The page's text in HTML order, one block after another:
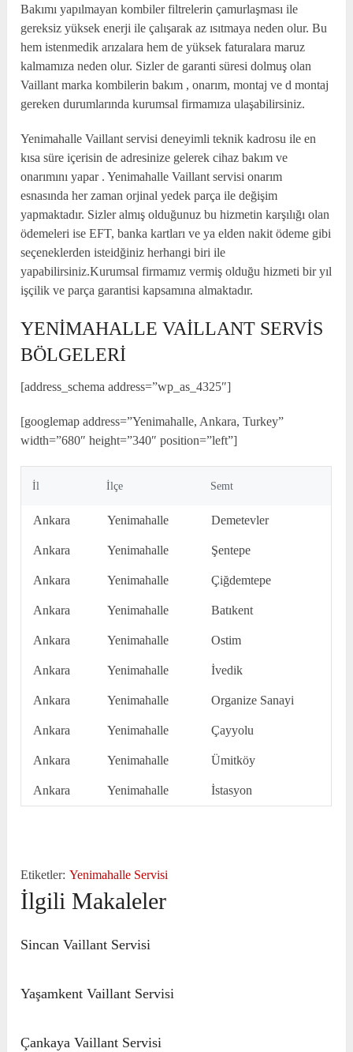
Bakımı yapılmayan kombiler filtrelerin çamurlaşması ile
gereksiz yüksek enerji ile çalışarak az ısıtmaya neden olur. Bu
hem istenmedik arızalara hem de yüksek faturalara maruz
kalmamıza neden olur. Sizler de garanti süresi dolmuş olan
Vaillant marka kombilerin bakım , onarım, montaj ve d montaj
gereken durumlarında kurumsal firmamıza ulaşabilirsiniz.
Yenimahalle Vaillant servisi deneyimli teknik kadrosu ile en
kısa süre içerisin de adresinize gelerek cihaz bakım ve
onarımını yapar . Yenimahalle Vaillant servisi onarım
esnasında her zaman orjinal yedek parça ile değişim
yapmaktadır. Sizler almış olduğunuz bu hizmetin karşılığı olan
ödemeleri ise EFT, banka kartları ve ya elden nakit ödeme gibi
seçeneklerden isteidğiniz herhangi biri ile
yapabilirsiniz.Kurumsal firmamız vermiş olduğu hizmeti bir yıl
işçilik ve parça garantisi kapsamına almaktadır.
YENİMAHALLE VAİLLANT SERVİS
BÖLGELERİ
[address_schema address=”wp_as_4325″]
[googlemap address=”Yenimahalle, Ankara, Turkey”
width=”680″ height=”340″ position=”left”]
İl İlçe Semt
Ankara Yenimahalle Demetevler
Ankara Yenimahalle Şentepe
Ankara Yenimahalle Çiğdemtepe
Ankara Yenimahalle Batıkent
Ankara Yenimahalle Ostim
Ankara Yenimahalle İvedik
Ankara Yenimahalle Organize Sanayi
Ankara Yenimahalle Çayyolu
Ankara Yenimahalle Ümitköy
Ankara Yenimahalle İstasyon
Etiketler: Yenimahalle Servisi
İlgili Makaleler
Sincan Vaillant Servisi
Yaşamkent Vaillant Servisi
Çankaya Vaillant Servisi